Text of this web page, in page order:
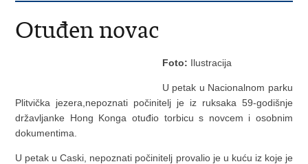
Otuđen novac
Foto: Ilustracija
U petak u Nacionalnom parku
Plitvička jezera,nepoznati počinitelj je iz ruksaka 59-godišnje
državljanke Hong Konga otuđio torbicu s novcem i osobnim
dokumentima.
U petak u Caski, nepoznati počinitelj provalio je u kuću iz koje je